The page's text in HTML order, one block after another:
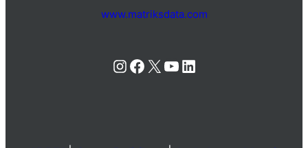
www.matriksdata.com
Instagram
Facebook
XYouTube
LinkedIn